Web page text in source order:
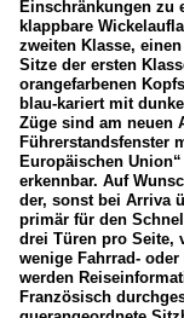
Einschränkungen zu
klappbare
zweiten Klasse,
Sitze der ersten
orangefarbenen
blau-kariert mit
Züge sind am neuen
Führerstandsfenster
Europäischen
erkennbar. Auf
der, sonst bei Arriva
primär für den
drei Türen pro Seite,
wenige Fahrrad-
werden
Französisch